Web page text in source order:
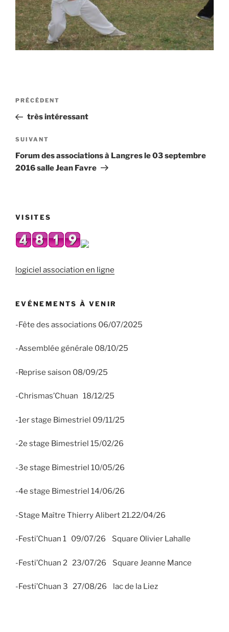
Navigation
l’article
Article
précédent
PRÉCÉDENT
très intéressant
Article
suivant
SUIVANT
Forum des associations à Langres le 03 septembre
2016 salle Jean Favre
VISITES
logiciel association en ligne
EVÉNEMENTS À VENIR
-Fête des associations 06/07/2025
-Assemblée générale 08/10/25
-Reprise saison 08/09/25
-Chrismas’Chuan 18/12/25
-1er stage Bimestriel 09/11/25
-2e stage Bimestriel 15/02/26
-3e stage Bimestriel 10/05/26
-4e stage Bimestriel 14/06/26
-Stage Maître Thierry Alibert 21.22/04/26
-Festi’Chuan 1 09/07/26 Square Olivier Lahalle
-Festi’Chuan 2 23/07/26 Square Jeanne Mance
-Festi’Chuan 3 27/08/26 lac de la Liez